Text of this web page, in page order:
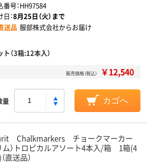
番号：HH97584
：8月25日（火）まで
送品 服部株式会社からお届け
ト（3箱:12本入）
販売価格（税込） ￥12,540
量 カゴへ
Chalkmarkers チョークマーカー
ム）トロピカルアソート4本入/箱 1箱(4
直送品）